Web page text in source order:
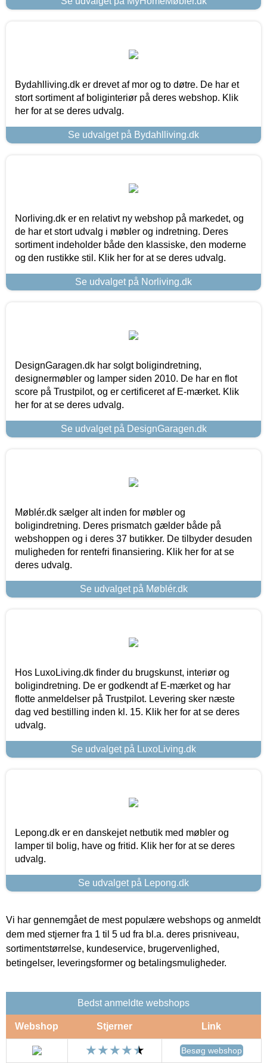
Bydahlliving.dk er drevet af mor og to døtre. De har et
stort sortiment af boliginteriør på deres webshop. Klik
her for at se deres udvalg.
Se udvalget på Bydahlliving.dk
Norliving.dk er en relativt ny webshop på markedet, og
de har et stort udvalg i møbler og indretning. Deres
sortiment indeholder både den klassiske, den moderne
og den rustikke stil. Klik her for at se deres udvalg.
Se udvalget på Norliving.dk
DesignGaragen.dk har solgt boligindretning,
designermøbler og lamper siden 2010. De har en flot
score på Trustpilot, og er certificeret af E-mærket. Klik
her for at se deres udvalg.
Se udvalget på DesignGaragen.dk
Møblér.dk sælger alt inden for møbler og
boligindretning. Deres prismatch gælder både på
webshoppen og i deres 37 butikker. De tilbyder desuden
muligheden for rentefri finansiering. Klik her for at se
deres udvalg.
Se udvalget på Møblér.dk
Hos LuxoLiving.dk finder du brugskunst, interiør og
boligindretning. De er godkendt af E-mærket og har
flotte anmeldelser på Trustpilot. Levering sker næste
dag ved bestilling inden kl. 15. Klik her for at se deres
udvalg.
Se udvalget på LuxoLiving.dk
Lepong.dk er en danskejet netbutik med møbler og
lamper til bolig, have og fritid. Klik her for at se deres
udvalg.
Se udvalget på Lepong.dk
Vi har gennemgået de mest populære webshops og anmeldt
dem med stjerner fra 1 til 5 ud fra bl.a. deres prisniveau,
sortimentstørrelse, kundeservice, brugervenlighed,
betingelser, leveringsformer og betalingsmuligheder.
Bedst anmeldte webshops
Webshop Stjerner Link
Besøg webshop